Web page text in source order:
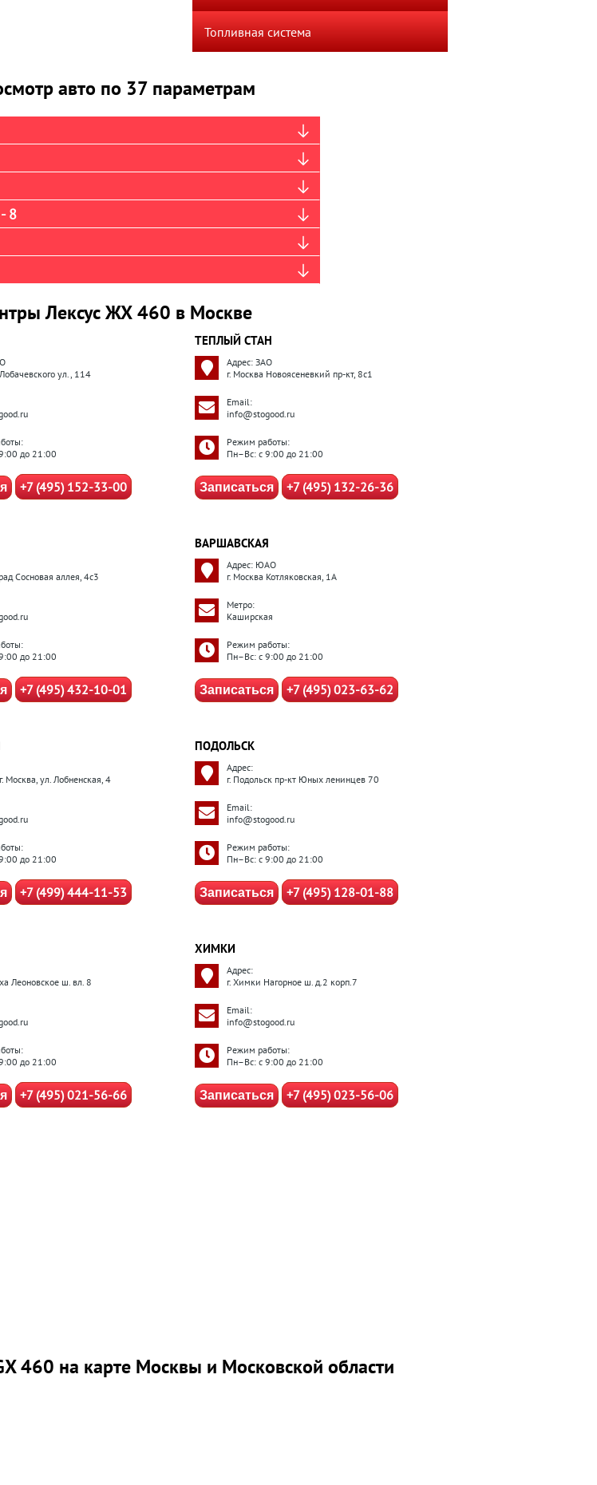
Топливная система
авто по 37 параметрам
8
Лексус ЖХ 460 в Москве
ул., 114
до 21:00
+7 (495) 152-33-00
ТЕПЛЫЙ СТАН
Адрес: ЗАО
г. Москва Новоясеневкий пр-кт, 8с1
Email:
info@stogood.ru
Режим работы:
Пн–Вс: с 9:00 до 21:00
Записаться +7 (495) 132-26-36
Сосновая аллея, 4с3
до 21:00
+7 (495) 432-10-01
ВАРШАВСКАЯ
Адрес: ЮАО
г. Москва Котляковская, 1А
Метро:
Каширская
Режим работы:
Пн–Вс: с 9:00 до 21:00
Записаться +7 (495) 023-63-62
Москва, ул. Лобненская, 4
до 21:00
+7 (499) 444-11-53
ПОДОЛЬСК
Адрес:
г. Подольск пр-кт Юных ленинцев 70
Email:
info@stogood.ru
Режим работы:
Пн–Вс: с 9:00 до 21:00
Записаться +7 (495) 128-01-88
Леоновское ш. вл. 8
до 21:00
+7 (495) 021-56-66
ХИМКИ
Адрес:
г. Химки Нагорное ш. д.2 корп.7
Email:
info@stogood.ru
Режим работы:
Пн–Вс: с 9:00 до 21:00
Записаться +7 (495) 023-56-06
460 на карте Москвы и Московской области